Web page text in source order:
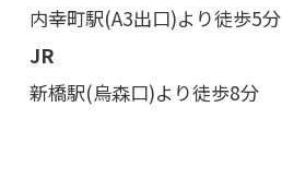
内幸町駅(A3出口)より徒歩5分
JR
新橋駅(烏森口)より徒歩8分